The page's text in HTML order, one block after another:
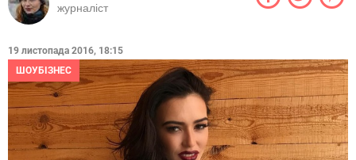
журналіст
19 листопада 2016, 18:15
ШОУБІЗНЕС